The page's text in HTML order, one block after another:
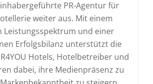
PR-Agentur für
weiter aus. Mit einem
Leistungsspektrum und einer
Erfolgsbilanz unterstützt die
Hotels, Hotelbetreiber und
dabei, ihre Medienpräsenz zu